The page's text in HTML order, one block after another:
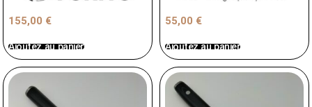
155,00 €
Ajoutez au panier
55,00 €
Ajoutez au panier